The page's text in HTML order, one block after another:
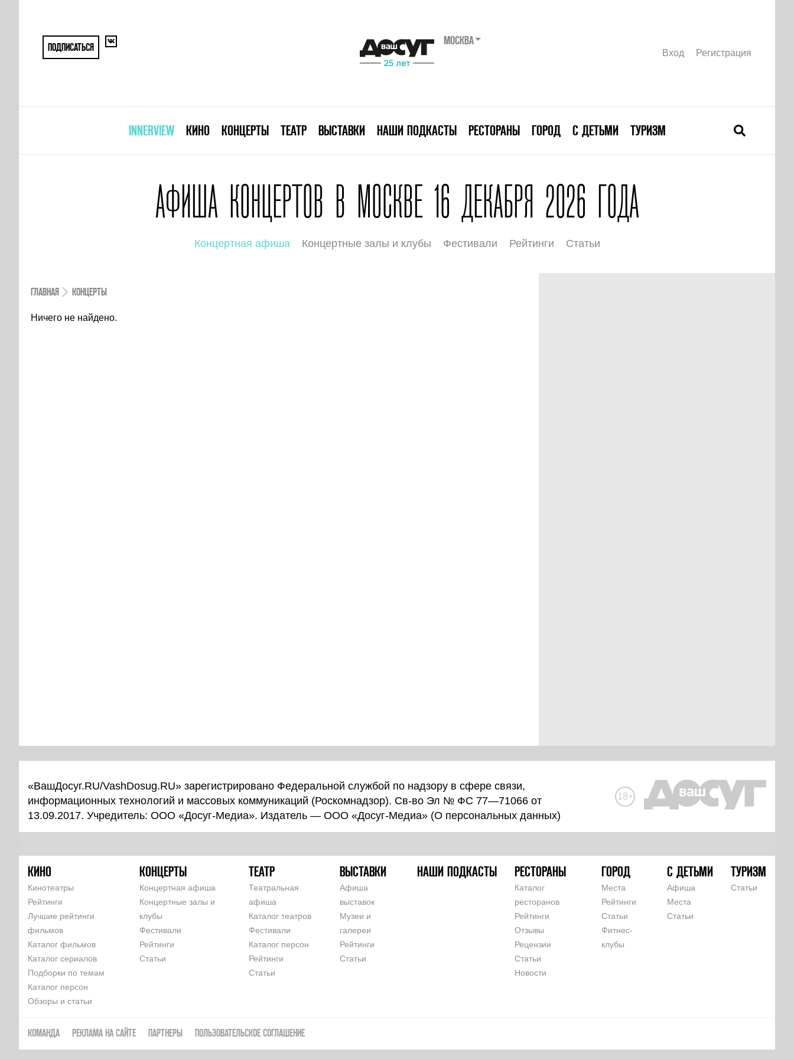
ПОДПИСАТЬСЯ
МОСКВА
Вход Регистрация
INNERVIEW КИНО КОНЦЕРТЫ ТЕАТР ВЫСТАВКИ НАШИ ПОДКАСТЫ РЕСТОРАНЫ ГОРОД С ДЕТЬМИ ТУРИЗМ
АФИША КОНЦЕРТОВ В МОСКВЕ 16 ДЕКАБРЯ 2026 ГОДА
Концертная афиша Концертные залы и клубы Фестивали Рейтинги Статьи
ГЛАВНАЯ КОНЦЕРТЫ
Ничего не найдено.
«ВашДосуг.RU/VashDosug.RU» зарегистрировано Федеральной службой по надзору в сфере связи,
информационных технологий и массовых коммуникаций (Роскомнадзор). Св-во Эл № ФС 77—71066 от
13.09.2017. Учредитель: ООО «Досуг-Медиа». Издатель — ООО «Досуг-Медиа» (О персональных данных)
18+
КИНО
Кинотеатры
Рейтинги
Лучшие рейтинги
фильмов
Каталог фильмов
Каталог сериалов
Подборки по темам
Каталог персон
Обзоры и статьи
КОНЦЕРТЫ
Концертная афиша
Концертные залы и
клубы
Фестивали
Рейтинги
Статьи
ТЕАТР
Театральная
афиша
Каталог театров
Фестивали
Каталог персон
Рейтинги
Статьи
ВЫСТАВКИ
Афиша
выставок
Музеи и
галереи
Рейтинги
Статьи
НАШИ ПОДКАСТЫ РЕСТОРАНЫ
Каталог
ресторанов
Рейтинги
Отзывы
Рецензии
Статьи
Новости
ГОРОД
Места
Рейтинги
Статьи
Фитнес-
клубы
С ДЕТЬМИ
Афиша
Места
Статьи
ТУРИЗМ
Статьи
КОМАНДА РЕКЛАМА НА САЙТЕ ПАРТНЕРЫ ПОЛЬЗОВАТЕЛЬСКОЕ СОГЛАШЕНИЕ